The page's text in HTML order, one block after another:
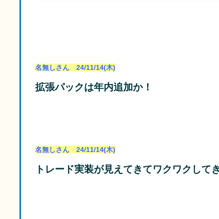
名無しさん 24/11/14(木)
拡張パックは年内追加か！
名無しさん 24/11/14(木)
トレード実装が見えてきてワクワクして